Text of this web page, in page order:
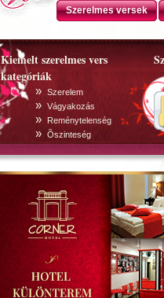
Szerelmes versek
Kiemelt szerelmes vers
kategóriák
» Szerelem
» Vágyakozás
» Reménytelenség
» Õszinteség